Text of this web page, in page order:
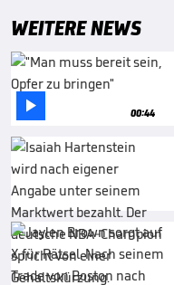
WEITERE NEWS
 00:44